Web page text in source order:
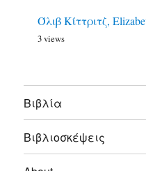
Όλιβ Κίττριτζ,
3 views
Bιβλία
Βιβλιοσκέψεις